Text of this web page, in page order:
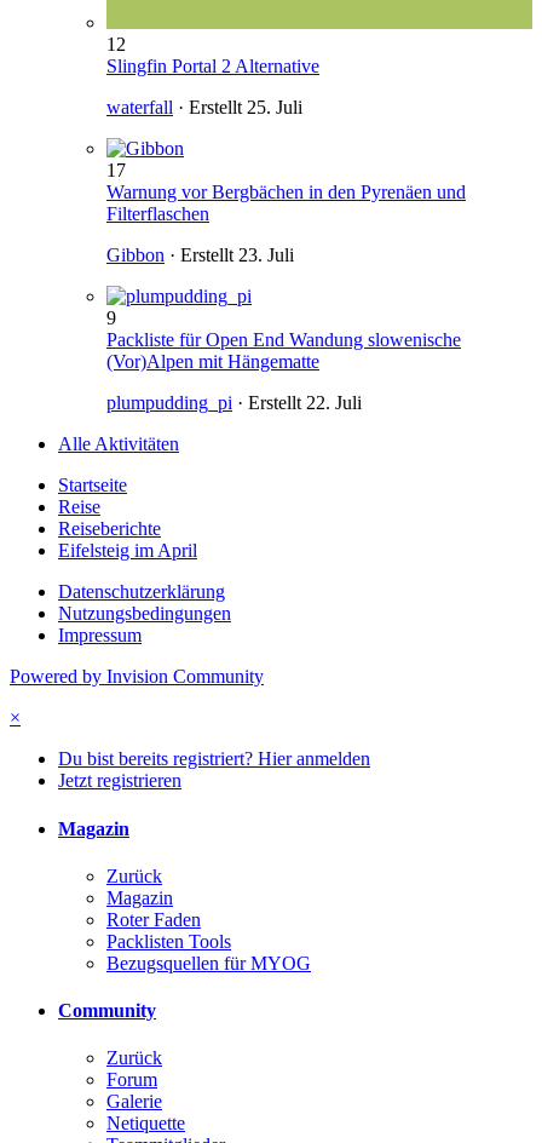
12
Slingfin Portal 2 Alternative
waterfall · Erstellt 25. Juli
17
Warnung vor Bergbächen in den Pyrenäen und
Filterflaschen
Gibbon · Erstellt 23. Juli
9
Packliste für Open End Wandung slowenische
(Vor)Alpen mit Hängematte
plumpudding_pi · Erstellt 22. Juli
Alle Aktivitäten
Startseite
Reise
Reiseberichte
Eifelsteig im April
Datenschutzerklärung
Nutzungsbedingungen
Impressum
Powered by Invision Community
×
Du bist bereits registriert? Hier anmelden
Jetzt registrieren
Magazin
Zurück
Magazin
Roter Faden
Packlisten Tools
Bezugsquellen für MYOG
Community
Zurück
Forum
Galerie
Netiquette